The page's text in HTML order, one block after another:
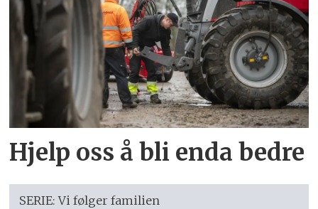
Hjelp oss å bli enda bedre
SERIE: Vi følger familien